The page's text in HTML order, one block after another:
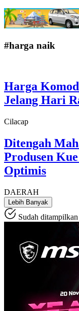
#harga naik
Harga
Jelang Hari
Cilacap
Ditengah
Produsen
Optimis
DAERAH
Lebih Banyak
Sudah ditampilkan